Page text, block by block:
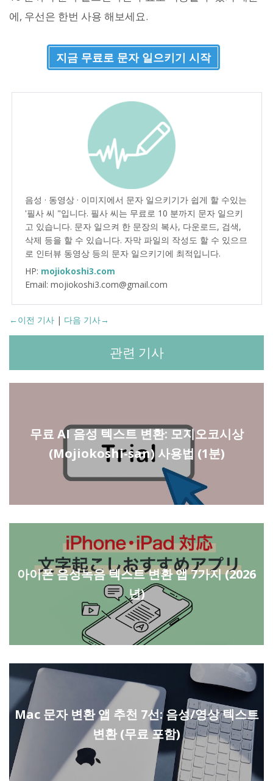
에, 우선은 한번 사용 해보세요.
지금 무료로 문자 일으키기 시작
음성 · 동영상 · 이미지에서 문자 일으키기가 쉽게 할 수있는
'필사 씨 "입니다. 필사 씨는 무료로 10 분까지 문자 일으키
고 있습니다. 문자 일으켜 한 문장의 복사, 다운로드, 검색,
삭제 등을 할 수 있습니다. 자막 파일의 작성도 할 수 있으므
로 인터뷰 동영상 등의 문자 일으키기에 최적입니다.
HP: mojiokoshi3.com
Email: mojiokoshi3.com@gmail.com
←이전 기사 | 다음 기사→
관련 기사
무료 AI 음성 텍스트 변환: 모지오코시상
(Mojiokoshi-san) 사용법 (1분)
아이폰 음성녹음 텍스트 변환 앱 7가지 (2026
년)
Mac 문자 변환 앱 추천 7선: 음성/영상 텍스트
변환 (무료 포함)